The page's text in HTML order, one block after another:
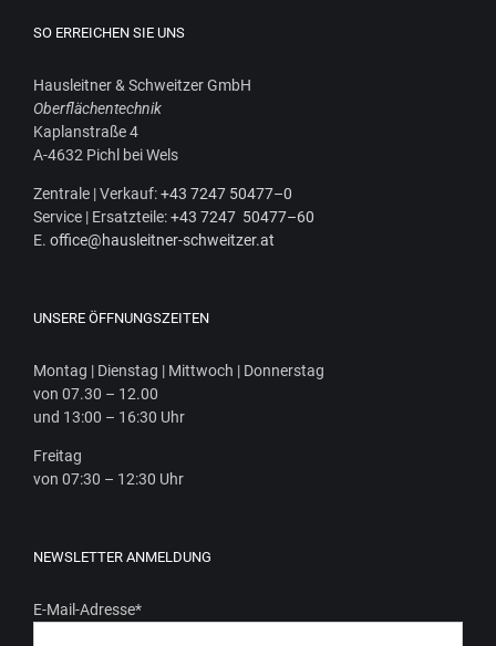
SO ERREICHEN SIE UNS
Haus­leit­ner & Schweit­zer GmbH
Ober­flä­chen­tech­nik
Kaplan­stra­ße 4
A‑4632 Pichl bei Wels
Zen­tra­le | Ver­kauf:+43 7247 50477–0
Ser­vice | Ersatz­tei­le:+43 7247 50477–60
E. office@hausleitner-schweitzer.at
UNSERE ÖFFNUNGSZEITEN
Mon­tag | Diens­tag | Mitt­woch | Donnerstag
von 07.30 – 12.00
und 13:00 – 16:30 Uhr
Frei­tag
von 07:30 – 12:30 Uhr
NEWSLETTER ANMELDUNG
E-Mail-Adresse*